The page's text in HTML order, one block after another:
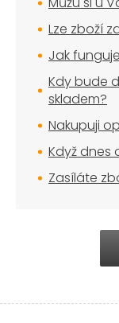
Lze zboží
Jak
Kdy bude
skladem?
Nakupuji
Když dnes
Zasíláte